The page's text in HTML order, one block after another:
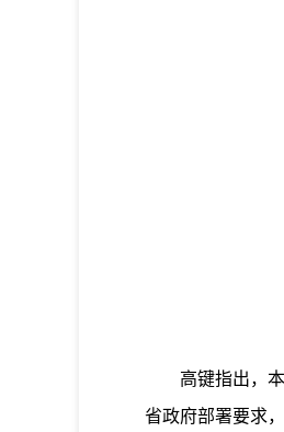
高键指出，本
省政府部署要求